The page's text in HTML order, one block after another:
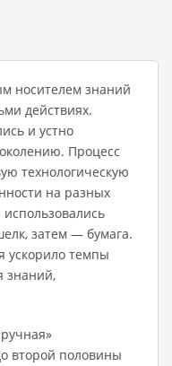
носителем знаний
действиях.
и устно
Процесс
технологическую
на разных
затем — бумага.
ускорило темпы
знаний,
второй половины